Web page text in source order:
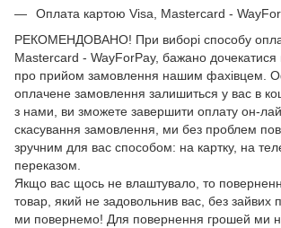
Оплата картою Visa, Mastercard -
РЕКОМЕНДОВАНО! При виборі способу
Mastercard - WayForPay, бажано дочекатися
про прийом замовлення нашим фахівцем.
оплачене замовлення залишиться у вас в
з нами, ви зможете завершити оплату он-
скасування замовлення, ми без проблем
зручним для вас способом: на картку, на
переказом.
Якщо вас щось не влаштувало, то
товар, який не задовольнив вас, без зайвих
ми повернемо! Для повернення грошей ми